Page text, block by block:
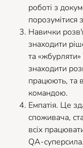
роботі з
порозумітися
Навички
знаходити
та
знаходити
працюють, та
командою.
Емпатія. Це
споживача,
всіх
QA-суперсила.